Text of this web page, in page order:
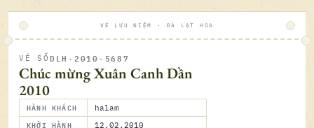
VÉ LƯU NIỆM · ĐÀ LẠT HOA
VÉ SỐ DLH-2010-5687
Chúc mừng Xuân Canh Dần
2010
HÀNH KHÁCH halam
KHỞI HÀNH 12.02.2010